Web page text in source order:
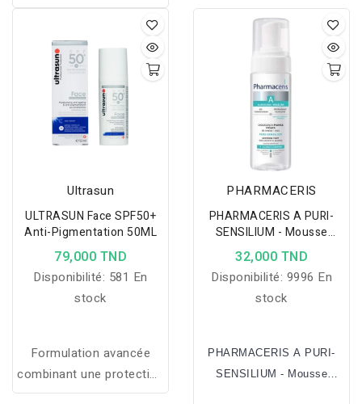
: le fluorure d’amines
construit une couche de
protection longue durée
autour des collets
dentaires dénudés. -
Renforce : le fluorure
d’amines renforce vos
protéger contres les
caries. -Nettoie : de fines
particules offrent un
nettoyage efficace et
doux pour éliminer la
plaque dentaire.
précision, prolonge la
tenue du maquillage et
offre une élégante teinte
mauve pour un fini
sophistiqué, confortable
et longue durée.
Ultrasun
ULTRASUN Face SPF50+
Anti-Pigmentation 50ML
79,000 TND
Disponibilité: 581 En
stock
Formulation avancée
combinant une protection
à large spectre, un indice
PHARMACERIS
PHARMACERIS A PURI-
SENSILIUM - Mousse
Lavante Apaisante 150ML
32,000 TND
Disponibilité: 9996 En
stock
PHARMACERIS A PURI-
SENSILIUM - Mousse